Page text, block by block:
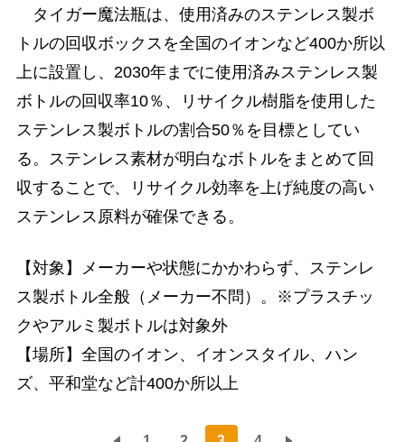
タイガー魔法瓶は、使用済みのステンレス製ボ
トルの回収ボックスを全国のイオンなど400か所以
上に設置し、2030年までに使用済みステンレス製
ボトルの回収率10％、リサイクル樹脂を使用した
ステンレス製ボトルの割合50％を目標としてい
る。ステンレス素材が明白なボトルをまとめて回
収することで、リサイクル効率を上げ純度の高い
ステンレス原料が確保できる。
【対象】メーカーや状態にかかわらず、ステンレ
ス製ボトル全般（メーカー不問）。※プラスチッ
クやアルミ製ボトルは対象外
【場所】全国のイオン、イオンスタイル、ハン
ズ、平和堂など計400か所以上